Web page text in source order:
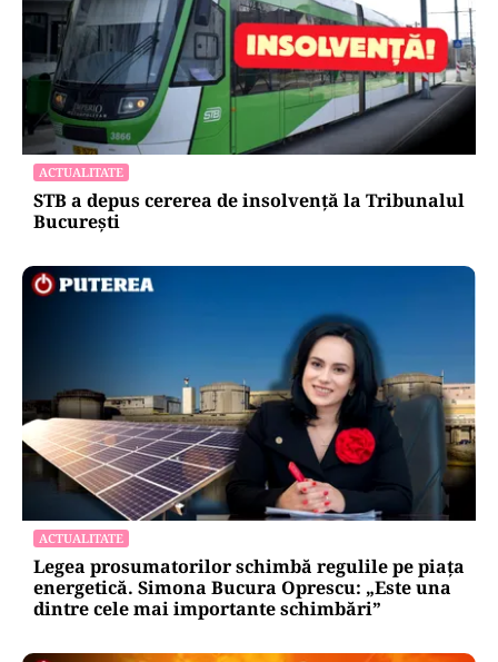
ACTUALITATE
Amenzi ANPC de peste 300.000 de lei la Bâlea
Lac: produse expirate, frigidere ruginite și
produse din carne și lapte, lăsate la soare
ACTUALITATE
STB a depus cererea de insolvență la Tribunalul
București